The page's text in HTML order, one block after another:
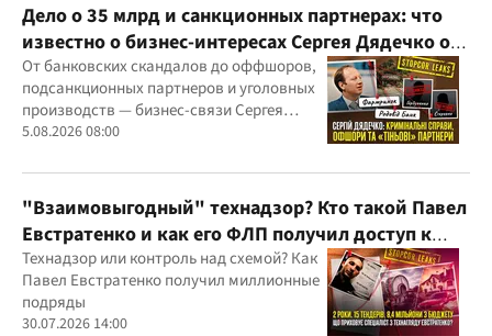
Дело о 35 млрд и санкционных партнерах: что
известно о бизнес-интересах Сергея Дядечко от
"Родовид Банка" до "ФАРМАСЕЛ"
От банковских скандалов до оффшоров,
подсанкционных партнеров и уголовных
производств — бизнес-связи Сергея
Дядечко до сих пор простираются через
юрисдикций
5.08.2026 08:00
"Взаимовыгодный" технадзор? Кто такой Павел
Евстратенко и как его ФЛП получил доступ к
бюджетным миллионам?
Технадзор или контроль над схемой? Как
Павел Евстратенко получил миллионные
подряды
30.07.2026 14:00